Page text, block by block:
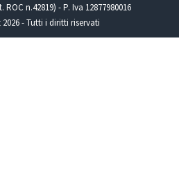
ROC n.42819) - P. Iva 12877980016
- Tutti i diritti riservati